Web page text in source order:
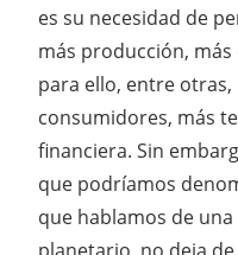
es su necesidad de
más producción,
para ello, entre
consumidores, más
financiera. Sin
que podríamos
que hablamos de